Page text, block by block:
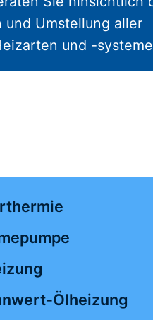
und Umstellung aller
und -
Ölheizung